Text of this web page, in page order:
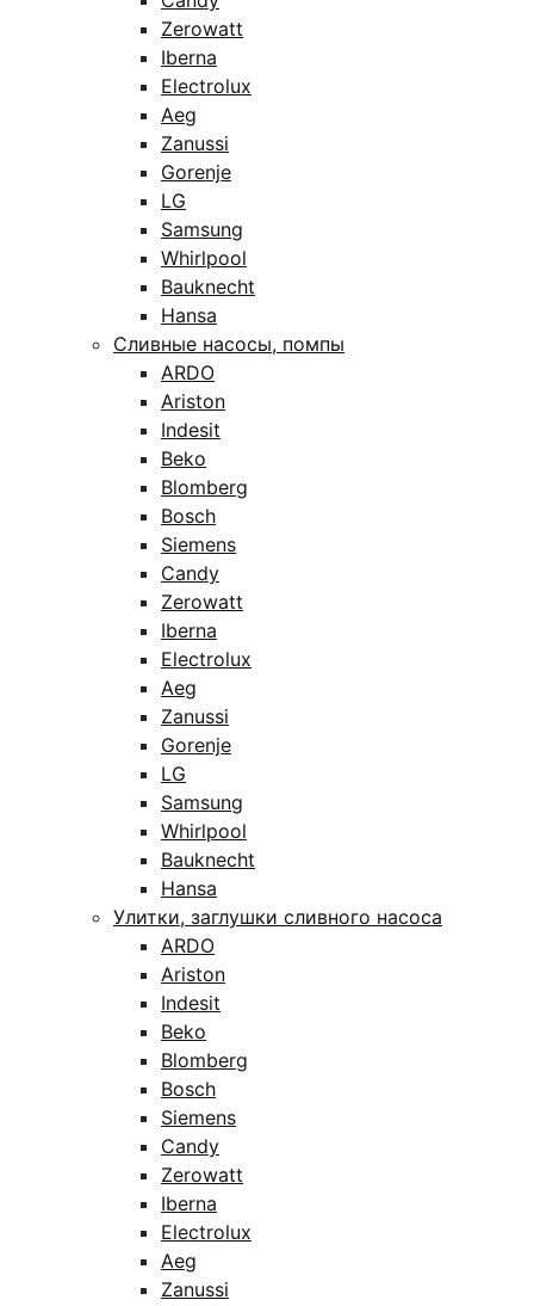
Zerowatt
Iberna
Electrolux
Aeg
Zanussi
Gorenje
LG
Samsung
Whirlpool
Bauknecht
Hansa
Сливные насосы, помпы
ARDO
Ariston
Indesit
Beko
Blomberg
Bosch
Siemens
Candy
Zerowatt
Iberna
Electrolux
Aeg
Zanussi
Gorenje
LG
Samsung
Whirlpool
Bauknecht
Hansa
Улитки, заглушки сливного насоса
ARDO
Ariston
Indesit
Beko
Blomberg
Bosch
Siemens
Candy
Zerowatt
Iberna
Electrolux
Aeg
Zanussi